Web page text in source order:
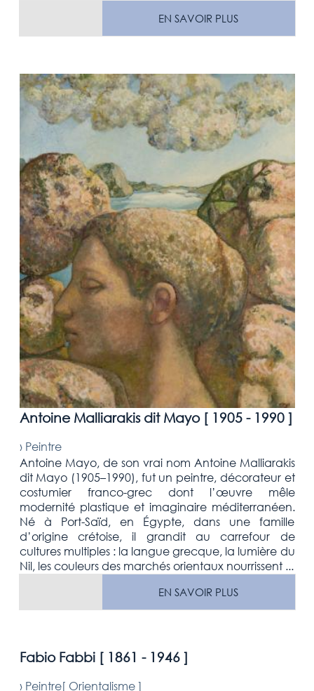
EN SAVOIR PLUS
Antoine Malliarakis dit Mayo [ 1905 - 1990]
› Peintre
Antoine Mayo, de son vrai nom Antoine Malliarakis
dit Mayo (1905–1990), fut un peintre, décorateur et
costumier franco-grec dont l’œuvre mêle
modernité plastique et imaginaire méditerranéen.
Né à Port-Saïd, en Égypte, dans une famille
d’origine crétoise, il grandit au carrefour de
cultures multiples : la langue grecque, la lumière du
Nil, les couleurs des marchés orientaux nourrissent ...
EN SAVOIR PLUS
Fabio Fabbi [ 1861 - 1946]
› Peintre[ Orientalisme]